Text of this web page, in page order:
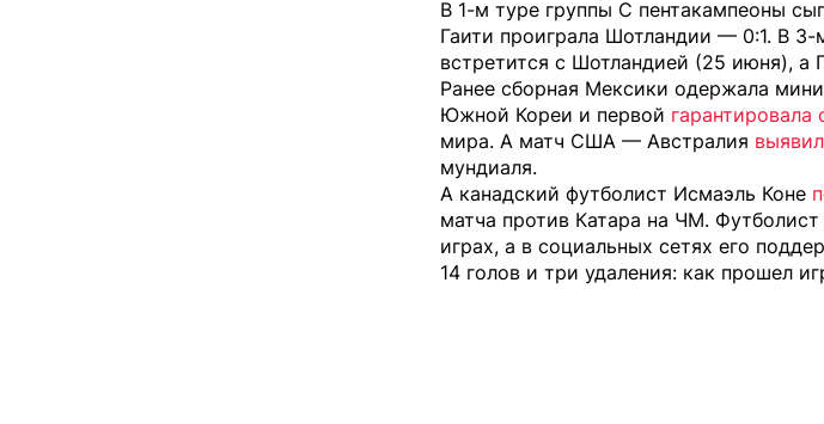
В 1-м туре группы С пентакампеоны
Гаити проиграла Шотландии — 0:1. В
встретится с Шотландией (25 июня),
Ранее сборная Мексики одержала
Южной Кореи и первой
мира. А матч США — Австралия
мундиаля.
А канадский футболист Исмаэль Коне
матча против Катара на ЧМ.
играх, а в социальных сетях его
14 голов и три удаления: как прошел